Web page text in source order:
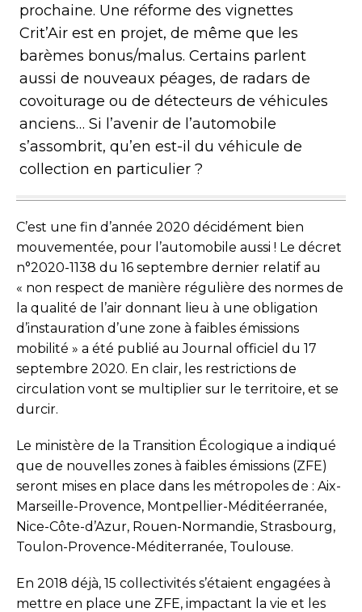
prochaine. Une réforme des vignettes
Crit’Air est en projet, de même que les
barèmes bonus/malus. Certains parlent
aussi de nouveaux péages, de radars de
covoiturage ou de détecteurs de véhicules
anciens… Si l’avenir de l’automobile
s’assombrit, qu’en est-il du véhicule de
collection en particulier ?
C’est une fin d’année 2020 décidément bien
mouvementée, pour l’automo­bile aussi ! Le décret
n°2020-1138 du 16 septembre dernier relatif au
« non respect de manière régulière des normes de
la qualité de l’air donnant lieu à une obligation
d’instauration d’une zone à faibles émissions
mobilité » a été publié au Journal officiel du 17
septembre 2020. En clair, les restrictions de
circulation vont se multiplier sur le territoire, et se
durcir.
Le ministère de la Transition Écologique a indiqué
que de nouvelles zones à faibles émissions (ZFE)
seront mises en place dans les métropoles de : Aix-
Marseille-Provence, Montpellier-Méditéerranée,
Nice-Côte-d’Azur, Rouen-Normandie, Strasbourg,
Toulon-Provence-Méditerranée, Toulouse.
En 2018 déjà, 15 collectivités s’étaient engagées à
mettre en place une ZFE, impactant la vie et les